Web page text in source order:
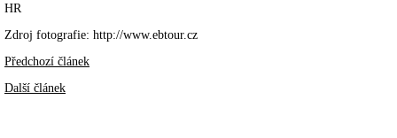
HR
Zdroj fotografie: http://www.ebtour.cz
Předchozí článek
Další článek